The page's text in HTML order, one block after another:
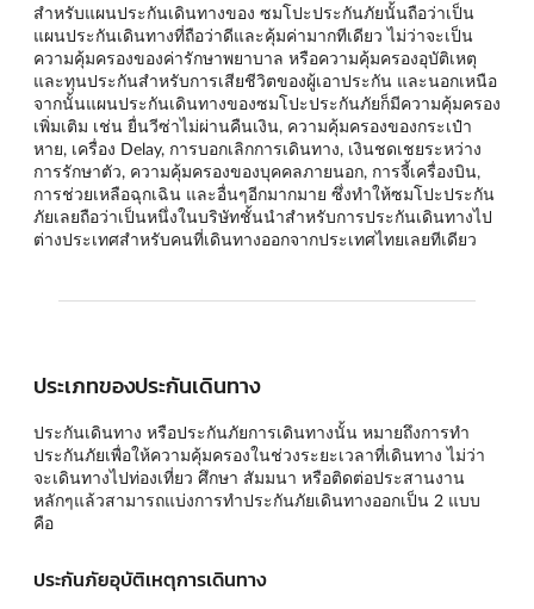
สำหรับแผนประกันเดินทางของ ซมโปะประกันภัยนั้นถือว่าเป็น
แผนประกันเดินทางที่ถือว่าดีและคุ้มค่ามากทีเดียว ไม่ว่าจะเป็น
ความคุ้มครองของค่ารักษาพยาบาล หรือความคุ้มครองอุบัติเหตุ
และทุนประกันสำหรับการเสียชีวิตของผู้เอาประกัน และนอกเหนือ
จากนั้นแผนประกันเดินทางของซมโปะประกันภัยก็มีความคุ้มครอง
เพิ่มเติม เช่น ยื่นวีซ่าไม่ผ่านคืนเงิน, ความคุ้มครองของกระเป๋า
หาย, เครื่อง Delay, การบอกเลิกการเดินทาง, เงินชดเชยระหว่าง
การรักษาตัว, ความคุ้มครองของบุคคลภายนอก, การจี้เครื่องบิน,
การช่วยเหลือฉุกเฉิน และอื่นๆอีกมากมาย ซึ่งทำให้ซมโปะประกัน
ภัยเลยถือว่าเป็นหนึ่งในบริษัทชั้นนำสำหรับการประกันเดินทางไป
ต่างประเทศสำหรับคนที่เดินทางออกจากประเทศไทยเลยทีเดียว
ประเภทของประกันเดินทาง
ประกันเดินทาง หรือประกันภัยการเดินทางนั้น หมายถึงการทำ
ประกันภัยเพื่อให้ความคุ้มครองในช่วงระยะเวลาที่เดินทาง ไม่ว่า
จะเดินทางไปท่องเที่ยว ศึกษา สัมมนา หรือติดต่อประสานงาน
หลักๆแล้วสามารถแบ่งการทำประกันภัยเดินทางออกเป็น 2 แบบ
คือ
ประกันภัยอุบัติเหตุการเดินทาง